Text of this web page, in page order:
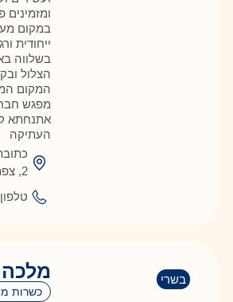
ומזמינים
במקום
ייחודית
בשלווה
הצלול
המקום
מפגש
אתנחתא
העתיקה
2, צפת
טלפון:
בשרי
כשרות